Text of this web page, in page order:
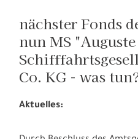
nächster Fonds
nun MS "Auguste